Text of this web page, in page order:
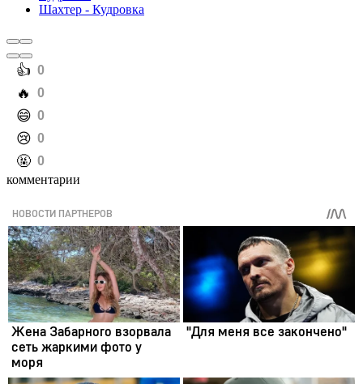
Шахтер - Кудровка
️👍 0
️🔥 0
️😄 0
️😢 0
️🤬 0
комментарии